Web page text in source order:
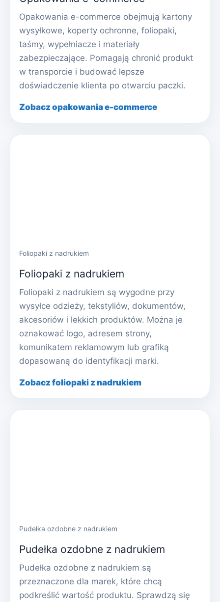
Opakowania e-commerce obejmują kartony
wysyłkowe, koperty ochronne, foliopaki,
taśmy, wypełniacze i materiały
zabezpieczające. Pomagają chronić produkt
w transporcie i budować lepsze
doświadczenie klienta po otwarciu paczki.
Zobacz opakowania e-commerce
Foliopaki z nadrukiem
Foliopaki z nadrukiem
Foliopaki z nadrukiem są wygodne przy
wysyłce odzieży, tekstyliów, dokumentów,
akcesoriów i lekkich produktów. Można je
oznakować logo, adresem strony,
komunikatem reklamowym lub grafiką
dopasowaną do identyfikacji marki.
Zobacz foliopaki z nadrukiem
Pudełka ozdobne z nadrukiem
Pudełka ozdobne z nadrukiem
Pudełka ozdobne z nadrukiem są
przeznaczone dla marek, które chcą
podkreślić wartość produktu. Sprawdzą się